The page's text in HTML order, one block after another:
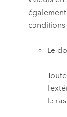
conditions
Le
le